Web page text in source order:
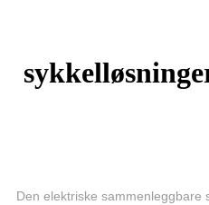
Den elektriske sammenleggbare